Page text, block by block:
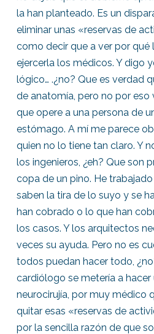
la han planteado. Es un
eliminar unas «reservas de
como decir que a ver por qué
ejercerla los médicos. Y digo
lógico… .¿no? Que es verdad
de anatomía, pero no por eso
que opere a una persona de
estómago. A mí me parece
quien no lo tiene tan claro. Y
los ingenieros, ¿eh? Que son
copa de un pino. He
saben la tira de lo suyo y se
han cobrado o lo que han
los casos. Y los arquitectos
veces su ayuda. Pero no es
todos puedan hacer todo,
cardiólogo se metería a
neurocirujía, por muy médico
quitar esas «reservas de
por la sencilla razón de que